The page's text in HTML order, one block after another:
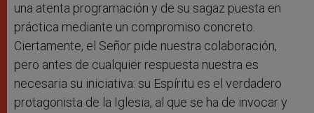
una atenta programación y de su sagaz puesta en
práctica mediante un compromiso concreto.
Ciertamente, el Señor pide nuestra colaboración,
pero antes de cualquier respuesta nuestra es
necesaria su iniciativa: su Espíritu es el verdadero
protagonista de la Iglesia, al que se ha de invocar y